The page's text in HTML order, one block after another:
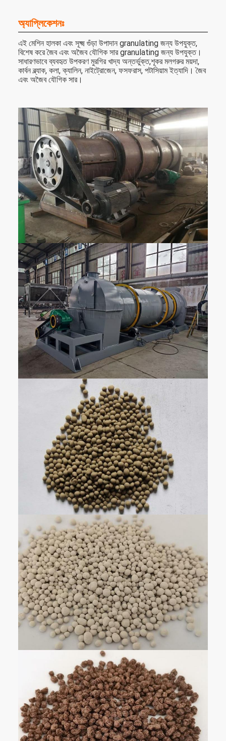
অ্যাপ্লিকেশনঃ
এই মেশিন হালকা এবং সূক্ষ্ম গুঁড়া উপাদান granulating জন্য উপযুক্ত,
বিশেষ করে জৈব এবং অজৈব যৌগিক সার granulating জন্য উপযুক্ত।
সাধারণভাবে ব্যবহৃত উপকরণ মুরগির খাদ্য অন্তর্ভুক্ত,শূকর মলগরুর ময়দা,
কার্বন ব্ল্যাক, কলা, ক্যালিন, নাইট্রোজেন, ফসফরাস, পটাসিয়াম ইত্যাদি। জৈব
এবং অজৈব যৌগিক সার।